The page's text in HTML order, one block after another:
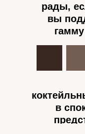
рады,
вы
в